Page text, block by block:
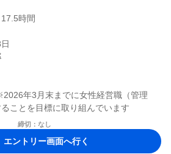
年3月末までに女性経営職（管理
締切：なし
エントリー画面へ行く